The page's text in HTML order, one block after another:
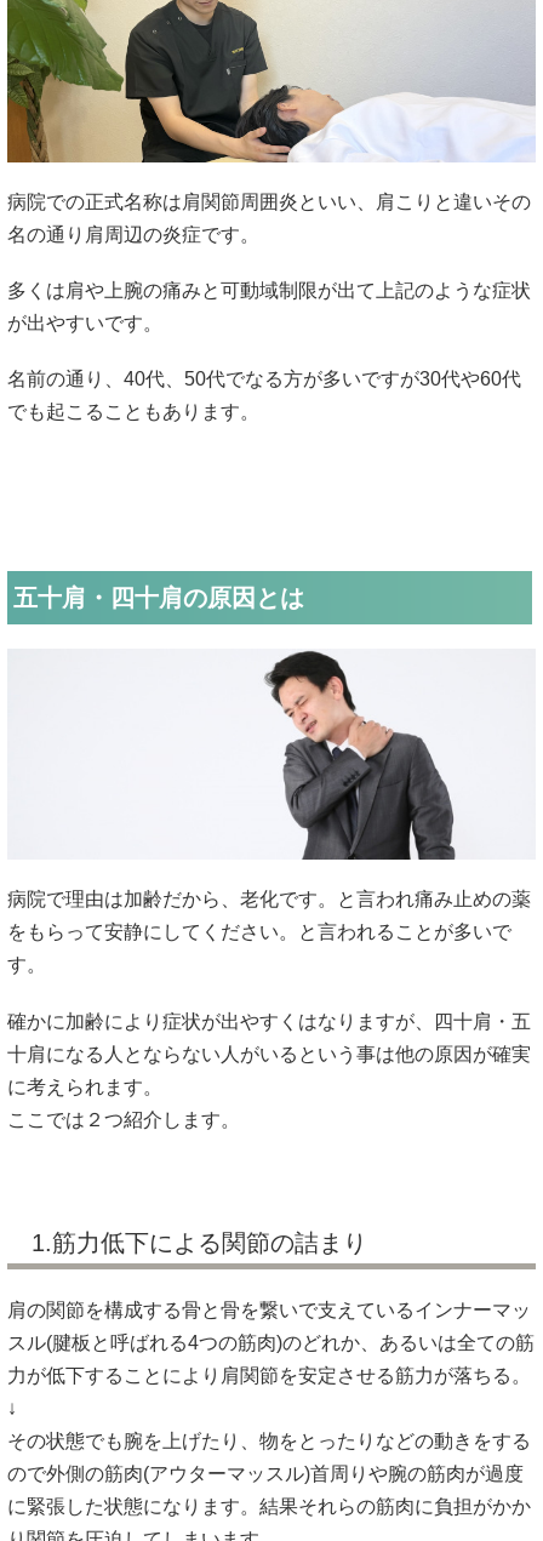
病院での正式名称は肩関節周囲炎といい、肩こりと違いその
名の通り肩周辺の炎症です。
多くは肩や上腕の痛みと可動域制限が出て上記のような症状
が出やすいです。
名前の通り、40代、50代でなる方が多いですが30代や60代
でも起こることもあります。
五十肩・四十肩の原因とは
病院で理由は加齢だから、老化です。と言われ痛み止めの薬
をもらって安静にしてください。と言われることが多いで
す。
確かに加齢により症状が出やすくはなりますが、四十肩・五
十肩になる人とならない人がいるという事は他の原因が確実
に考えられます。
ここでは２つ紹介します。
1.筋力低下による関節の詰まり
肩の関節を構成する骨と骨を繋いで支えているインナーマッ
スル(腱板と呼ばれる4つの筋肉)のどれか、あるいは全ての筋
力が低下することにより肩関節を安定させる筋力が落ちる。
↓
その状態でも腕を上げたり、物をとったりなどの動きをする
ので外側の筋肉(アウターマッスル)首周りや腕の筋肉が過度
に緊張した状態になります。結果それらの筋肉に負担がかか